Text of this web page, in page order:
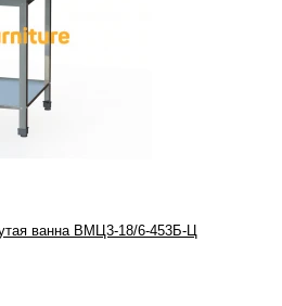
ванна ВМЦ3-18/6-453Б-Ц